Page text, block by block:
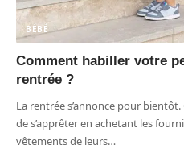
BÉBÉ
Comment habiller votre
rentrée ?
La rentrée s’annonce pour
de s’apprêter en achetant les
vêtements de leurs…